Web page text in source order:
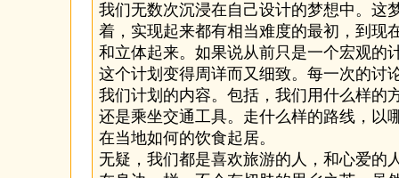
我们无数次沉浸在自己设计的梦想中。这
着，实现起来都有相当难度的最初，到现
和立体起来。如果说从前只是一个宏观的
这个计划变得周详而又细致。每一次的讨
我们计划的内容。包括，我们用什么样的
还是乘坐交通工具。走什么样的路线，以
在当地如何的饮食起居。
无疑，我们都是喜欢旅游的人，和心爱的